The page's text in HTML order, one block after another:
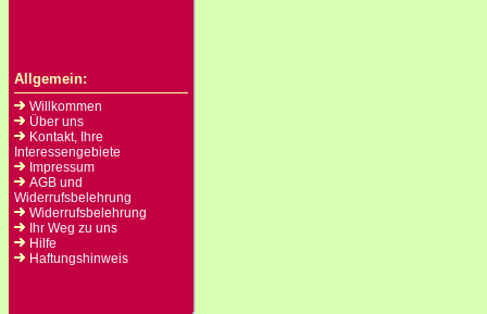
Allgemein:
Willkommen
Über uns
Kontakt, Ihre
Interessengebiete
Impressum
AGB und
Widerrufsbelehrung
Widerrufsbelehrung
Ihr Weg zu uns
Hilfe
Haftungshinweis